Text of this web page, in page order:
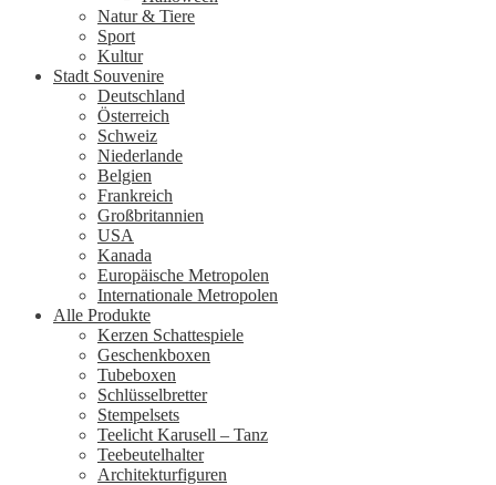
Natur & Tiere
Sport
Kultur
Stadt Souvenire
Deutschland
Österreich
Schweiz
Niederlande
Belgien
Frankreich
Großbritannien
USA
Kanada
Europäische Metropolen
Internationale Metropolen
Alle Produkte
Kerzen Schattespiele
Geschenkboxen
Tubeboxen
Schlüsselbretter
Stempelsets
Teelicht Karusell – Tanz
Teebeutelhalter
Architekturfiguren